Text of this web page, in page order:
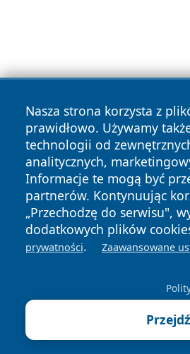
Nasza strona korzysta z
prawidłowo. Używamy
technologii od
analitycznych,
Informacje te mogą być
partnerów. Kontynuując
„Przechodzę do serwisu",
dodatkowych plików
prywatności. Zaawansowane